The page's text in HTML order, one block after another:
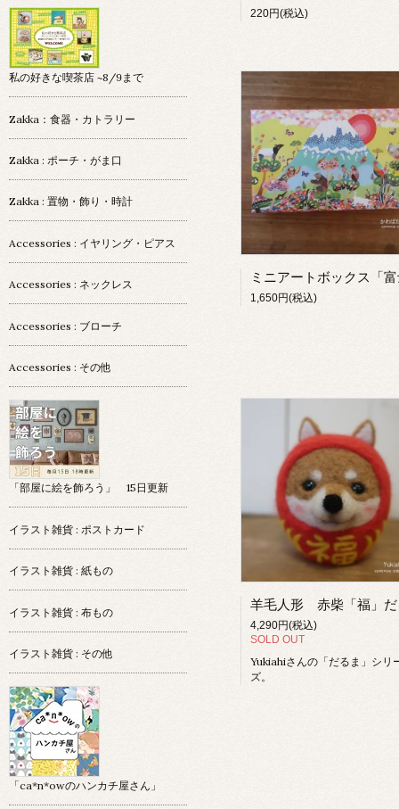
220円(税込)
1,650円(税込)
4,290円(税込)
SOLD OUT
Yukiahiさんの「だるま」シリ
ズ。
私の好きな喫茶店 ~8/9まで
Zakka：食器・カトラリー
Zakka : ポーチ・がま口
Zakka : 置物・飾り・時計
Accessories : イヤリング・ピアス
Accessories : ネックレス
Accessories : ブローチ
Accessories : その他
「部屋に絵を飾ろう」 15日更新
イラスト雑貨 : ポストカード
イラスト雑貨 : 紙もの
イラスト雑貨 : 布もの
イラスト雑貨 : その他
「ca*n*owのハンカチ屋さん」